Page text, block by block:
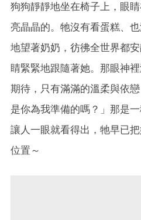
狗狗靜靜地坐在椅子上，眼
亮晶晶的。牠沒有看蛋糕、
地望著奶奶，彷彿全世界都
睛緊緊地跟隨著她。那眼神
期待，只有滿滿的溫柔與依
是你為我準備的嗎？」那是
讓人一眼就看得出，牠早已
位置～